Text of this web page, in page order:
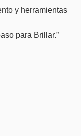
y herramientas
para Brillar.”